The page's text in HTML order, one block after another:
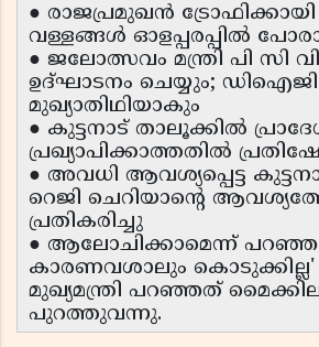
● രാജപ്രമുഖൻ
വള്ളങ്ങൾ ഓളപ്പരപ്പിൽ
● ജലോത്സവം മന്ത്രി പി
ഉദ്ഘാടനം ചെയ്യും; ഡിഐജി
മുഖ്യാതിഥിയാകും
● കുട്ടനാട് താലൂക്കിൽ
പ്രഖ്യാപിക്കാത്തതിൽ
● അവധി ആവശ്യപ്പെട്ട
റെജി ചെറിയാന്റെ
പ്രതികരിച്ചു
● ആലോചിക്കാമെന്ന്
കാരണവശാലും
മുഖ്യമന്ത്രി പറഞ്ഞത്
പുറത്തുവന്നു.